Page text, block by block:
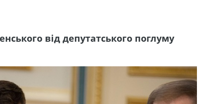
від депутатського поглуму